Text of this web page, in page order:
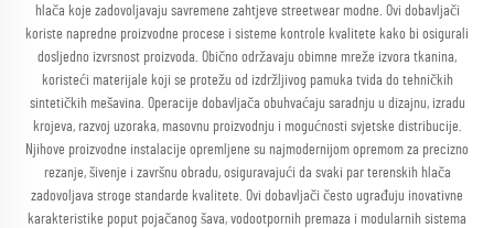
hlača koje zadovoljavaju savremene zahtjeve streetwear modne. Ovi dobavljači
koriste napredne proizvodne procese i sisteme kontrole kvalitete kako bi osigurali
dosljedno izvrsnost proizvoda. Obično održavaju obimne mreže izvora tkanina,
koristeći materijale koji se protežu od izdržljivog pamuka tvida do tehničkih
sintetičkih mešavina. Operacije dobavljača obuhvaćaju saradnju u dizajnu, izradu
krojeva, razvoj uzoraka, masovnu proizvodnju i mogućnosti svjetske distribucije.
Njihove proizvodne instalacije opremljene su najmodernijom opremom za precizno
rezanje, šivenje i završnu obradu, osiguravajući da svaki par terenskih hlača
zadovoljava stroge standarde kvalitete. Ovi dobavljači često ugrađuju inovativne
karakteristike poput pojačanog šava, vodootpornih premaza i modularnih sistema